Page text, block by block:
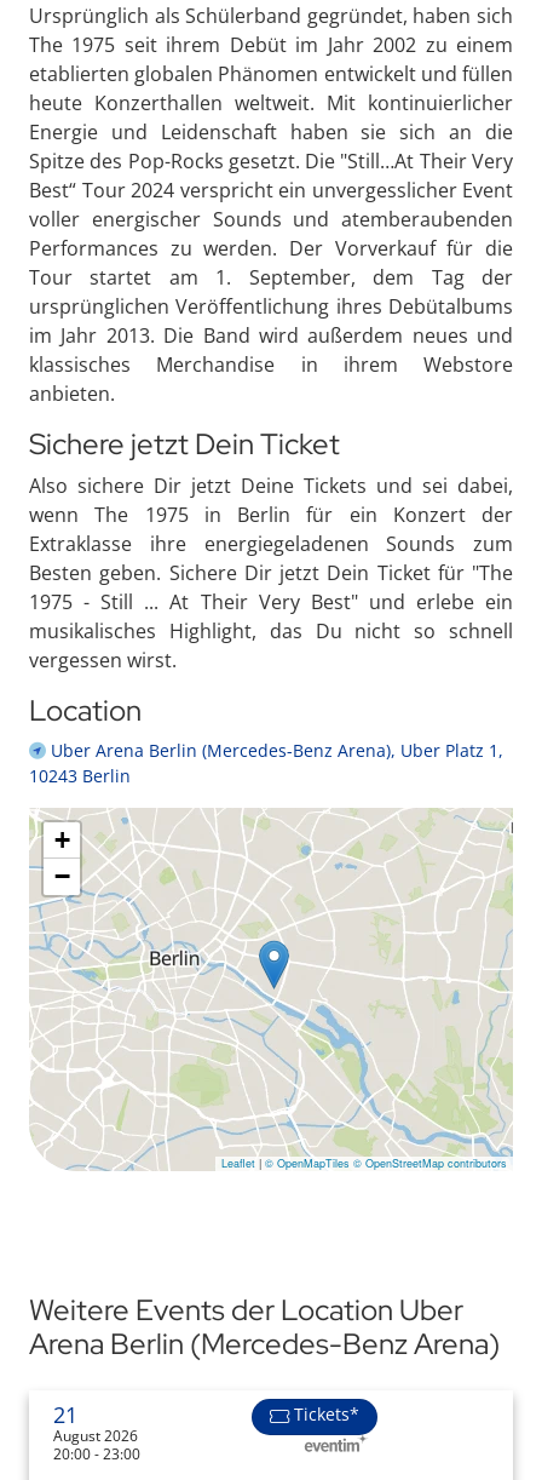
Ursprünglich als Schülerband gegründet, haben sich
The 1975 seit ihrem Debüt im Jahr 2002 zu einem
etablierten globalen Phänomen entwickelt und füllen
heute Konzerthallen weltweit. Mit kontinuierlicher
Energie und Leidenschaft haben sie sich an die
Spitze des Pop-Rocks gesetzt. Die "Still…At Their Very
Best“ Tour 2024 verspricht ein unvergesslicher Event
voller energischer Sounds und atemberaubenden
Performances zu werden. Der Vorverkauf für die
Tour startet am 1. September, dem Tag der
ursprünglichen Veröffentlichung ihres Debütalbums
im Jahr 2013. Die Band wird außerdem neues und
klassisches Merchandise in ihrem Webstore
anbieten.
Sichere jetzt Dein Ticket
Also sichere Dir jetzt Deine Tickets und sei dabei,
wenn The 1975 in Berlin für ein Konzert der
Extraklasse ihre energiegeladenen Sounds zum
Besten geben. Sichere Dir jetzt Dein Ticket für "The
1975 - Still ... At Their Very Best" und erlebe ein
musikalisches Highlight, das Du nicht so schnell
vergessen wirst.
Location
Uber Arena Berlin (Mercedes-Benz Arena), Uber Platz 1,
10243 Berlin
+
−
Leaflet | © OpenMapTiles © OpenStreetMap contributors
Weitere Events der Location Uber
Arena Berlin (Mercedes-Benz Arena)
21
August 2026
20:00 - 23:00
Tickets*